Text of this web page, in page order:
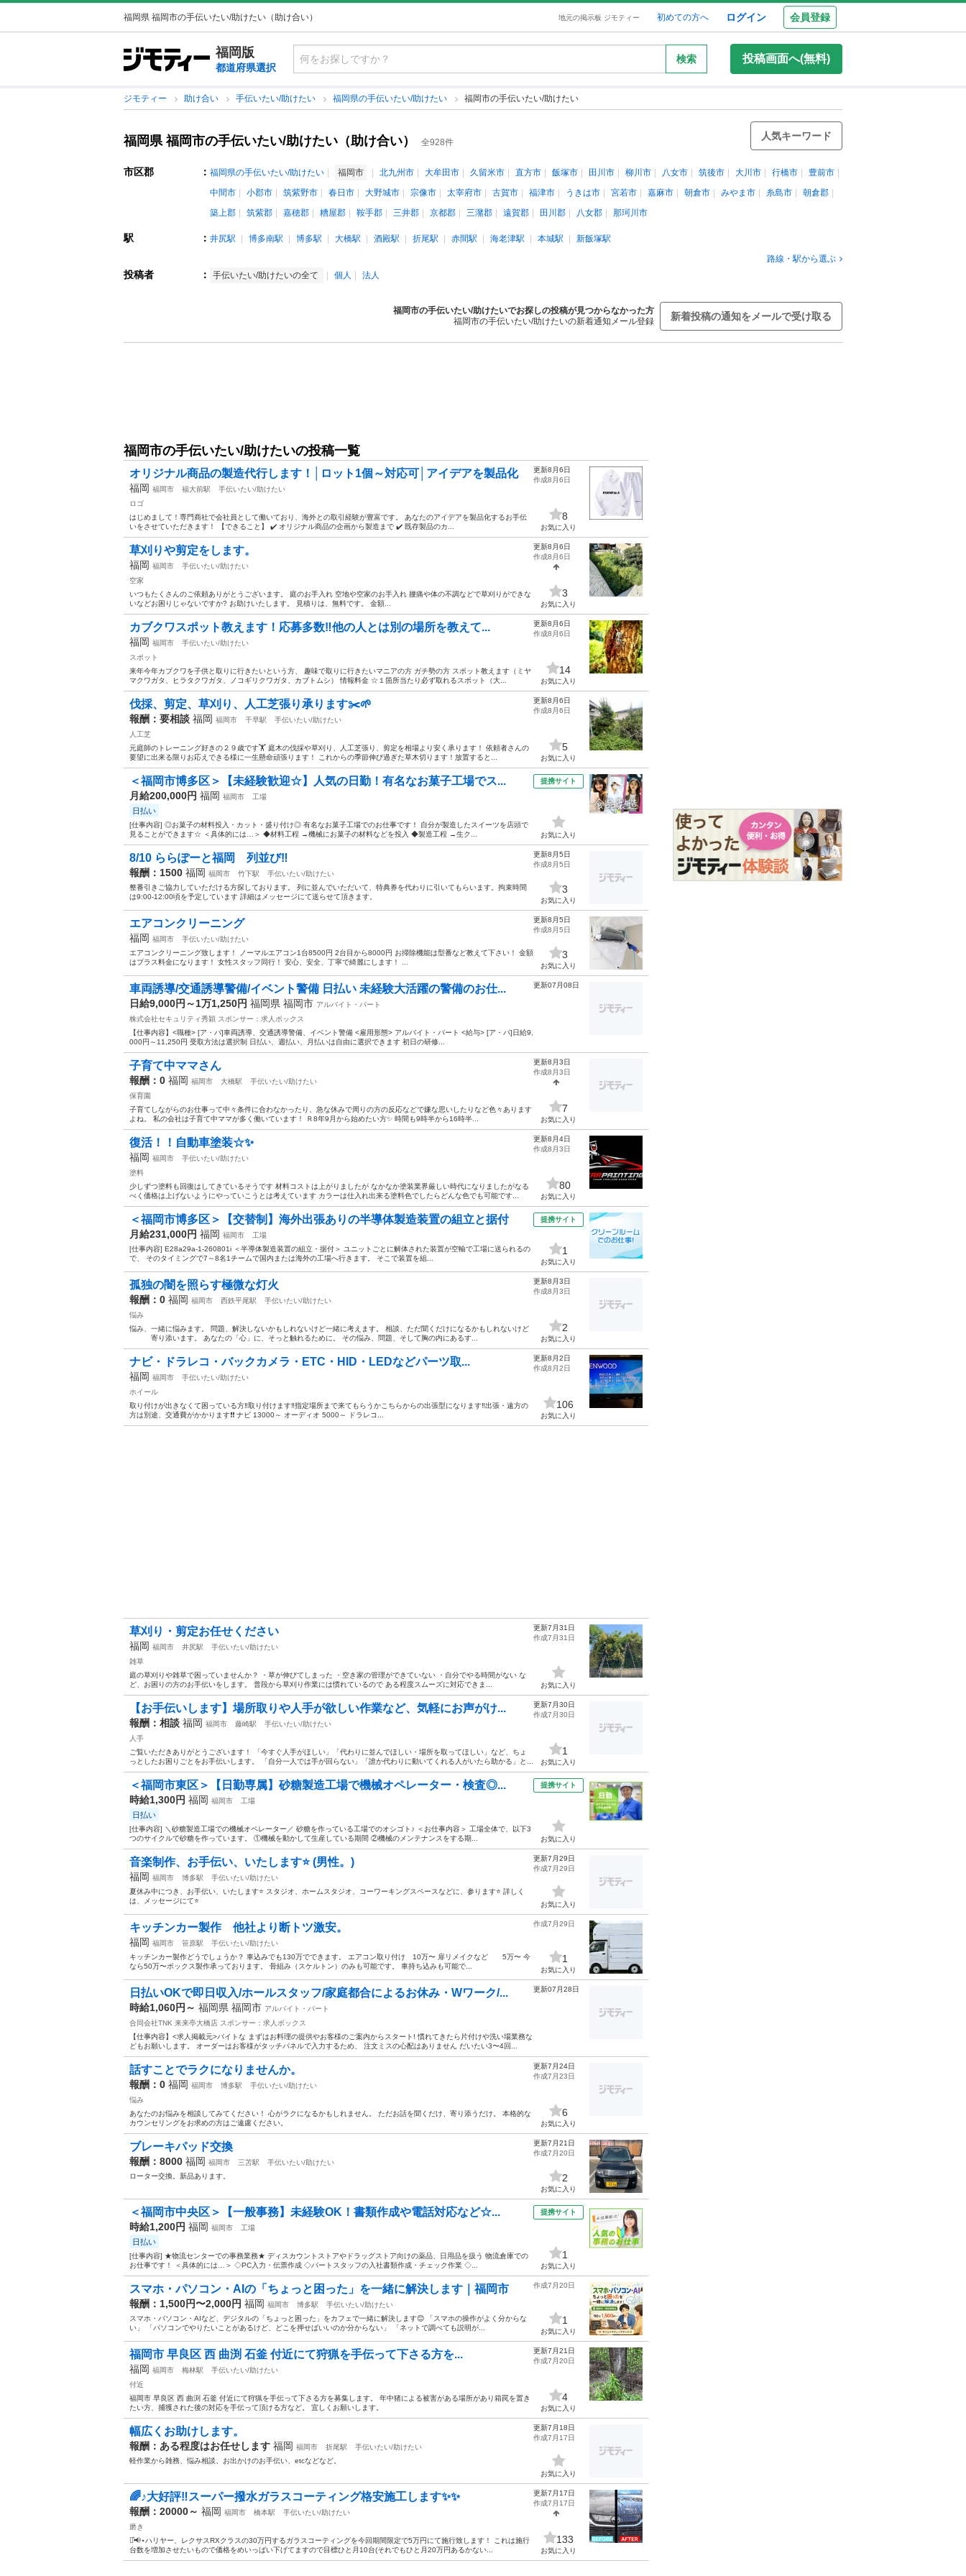
福岡県 福岡市の手伝いたい/助けたい（助け合い） 地元の掲示板 ジモティー 初めての方へ ログイン 会員登録
福岡版
都道府県選択
検索 投稿画面へ(無料)
ジモティー 助け合い 手伝いたい/助けたい 福岡県の手伝いたい/助けたい 福岡市の手伝いたい/助けたい
福岡県 福岡市の手伝いたい/助けたい（助け合い） 全928件
人気キーワード
市区郡 ： 福岡県の手伝いたい/助けたい 福岡市 北九州市 大牟田市 久留米市 直方市 飯塚市 田川市 柳川市 八女市 筑後市 大川市 行橋市
豊前市
中間市
小郡市 筑紫野市 春日市 大野城市 宗像市 太宰府市 古賀市 福津市 うきは市 宮若市 嘉麻市 朝倉市 みやま市 糸島市
朝倉郡
築上郡
筑紫郡 嘉穂郡 糟屋郡 鞍手郡 三井郡 京都郡 三潴郡 遠賀郡 田川郡 八女郡 那珂川市
駅 ： 井尻駅 博多南駅 博多駅 大橋駅 酒殿駅 折尾駅 赤間駅 海老津駅 本城駅
新飯塚駅
路線・駅から選ぶ
投稿者 ： 手伝いたい/助けたいの全て 個人 法人
福岡市の手伝いたい/助けたいでお探しの投稿が見つからなかった方
福岡市の手伝いたい/助けたいの新着通知メール登録
新着投稿の通知をメールで受け取る
福岡市の手伝いたい/助けたいの投稿一覧
オリジナル商品の製造代行します！│ロット1個～対応可│アイデアを製品化
福岡 福岡市 福大前駅
手伝いたい/助けたい
ロゴ
はじめまして！専門商社で会社員として働いており、海外との取引経験が豊富です。 あなたのアイデアを製品化するお手伝
いをさせていただきます！ 【できること】 ✔️ オリジナル商品の企画から製造まで ✔️ 既存製品のカ...
更新8月6日
作成8月6日
8
お気に入り
草刈りや剪定をします。
福岡 福岡市
手伝いたい/助けたい
空家
いつもたくさんのご依頼ありがとうございます。 庭のお手入れ 空地や空家のお手入れ 腰痛や体の不調などで草刈りができな
いなどお困りじゃないですか? お助けいたします。 見積りは、無料です。 金額...
更新8月6日
作成8月6日
3
お気に入り
カブクワスポット教えます！応募多数‼️他の人とは別の場所を教えて...
福岡 福岡市
手伝いたい/助けたい
スポット
来年今年カブクワを子供と取りに行きたいという方、 趣味で取りに行きたいマニアの方 ガチ勢の方 スポット教えます（ミヤ
マクワガタ、ヒラタクワガタ、ノコギリクワガタ、カブトムシ） 情報料金 ☆１箇所当たり必ず取れるスポット（大...
更新8月6日
作成8月6日
14
お気に入り
伐採、剪定、草刈り、人工芝張り承ります✂️🌱
報酬：要相談 福岡 福岡市 千早駅
手伝いたい/助けたい
人工芝
元庭師のトレーニング好きの２９歳です🏋️ 庭木の伐採や草刈り、人工芝張り、剪定を相場より安く承ります！ 依頼者さんの
要望に出来る限りお応えできる様に一生懸命頑張ります！ これからの季節伸び過ぎた草木切ります！放置すると...
更新8月6日
作成8月6日
5
お気に入り
＜福岡市博多区＞【未経験歓迎☆】人気の日勤！有名なお菓子工場でス...
月給200,000円 福岡 福岡市 工場
日払い
[仕事内容] ◎お菓子の材料投入・カット・盛り付け◎ 有名なお菓子工場でのお仕事です！ 自分が製造したスイーツを店頭で
見ることができます☆ ＜具体的には…＞ ◆材料工程 →機械にお菓子の材料などを投入 ◆製造工程 →生ク...
提携サイト
お気に入り
8/10 ららぽーと福岡 列並び‼️
報酬：1500 福岡 福岡市 竹下駅
手伝いたい/助けたい
整番引きご協力していただける方探しております。 列に並んでいただいて、特典券を代わりに引いてもらいます。拘束時間
は9:00-12:00頃を予定しています 詳細はメッセージにて送らせて頂きます。
更新8月5日
作成8月5日
3
お気に入り
エアコンクリーニング
福岡 福岡市
手伝いたい/助けたい
エアコンクリーニング致します！ ノーマルエアコン1台8500円 2台目から8000円 お掃除機能は型番など教えて下さい！ 金額
はプラス料金になります！ 女性スタッフ同行！ 安心、安全、丁寧で綺麗にします！ ...
更新8月5日
作成8月5日
3
お気に入り
車両誘導/交通誘導警備/イベント警備 日払い 未経験大活躍の警備のお仕...
日給9,000円～1万1,250円 福岡県 福岡市 アルバイト・パート
株式会社セキュリティ秀穎 スポンサー：求人ボックス
【仕事内容】<職種> [ア・パ]車両誘導、交通誘導警備、イベント警備 <雇用形態> アルバイト・パート <給与> [ア・パ]日給9,
000円～11,250円 受取方法は選択制 日払い、週払い、月払いは自由に選択できます 初日の研修...
更新07月08日
子育て中ママさん
報酬：0 福岡 福岡市 大橋駅
手伝いたい/助けたい
保育園
子育てしながらのお仕事って中々条件に合わなかったり、急な休みで周りの方の反応などで嫌な思いしたりなど色々あります
よね。 私の会社は子育て中ママが多く働いています！ Ｒ8年9月から始めたい方✨️ 時間も9時半から16時半...
更新8月3日
作成8月3日
7
お気に入り
復活！！自動車塗装☆✨
福岡 福岡市
手伝いたい/助けたい
塗料
少しずつ塗料も回復はしてきているそうです 材料コストは上がりましたが なかなか塗装業界厳しい時代になりましたがなる
べく価格は上げないようにやっていこうとは考えています カラーは仕入れ出来る塗料色でしたらどんな色でも可能です...
更新8月4日
作成8月3日
80
お気に入り
＜福岡市博多区＞【交替制】海外出張ありの半導体製造装置の組立と据付
月給231,000円 福岡 福岡市
工場
[仕事内容] E28a29a-1-260801i ＜半導体製造装置の組立・据付＞ ユニットごとに解体された装置が空輸で工場に送られるの
で、 そのタイミングで7～8名1チームで国内または海外の工場へ行きます。 そこで装置を組...
提携サイト
1
お気に入り
孤独の闇を照らす極微な灯火
報酬：0 福岡 福岡市 西鉄平尾駅
手伝いたい/助けたい
悩み
悩み、一緒に悩みます。 問題、解決しないかもしれないけど一緒に考えます。 相談、ただ聞くだけになるかもしれないけど
寄り添います。 あなたの「心」に、そっと触れるために。 その悩み、問題、そして胸の内にあるす...
更新8月3日
作成8月3日
2
お気に入り
ナビ・ドラレコ・バックカメラ・ETC・HID・LEDなどパーツ取...
福岡 福岡市
手伝いたい/助けたい
ホイール
取り付けが出きなくて困っている方‼️取り付けます‼️指定場所まで来てもらうかこちらからの出張型になります‼️出張・遠方の
方は別途、交通費がかかります❗❗ ナビ 13000～ オーディオ 5000～ ドラレコ...
更新8月2日
作成8月2日
106
お気に入り
草刈り・剪定お任せください
福岡 福岡市 井尻駅
手伝いたい/助けたい
雑草
庭の草刈りや雑草で困っていませんか？ ・草が伸びてしまった ・空き家の管理ができていない ・自分でやる時間がない な
ど、お困りの方のお手伝いをします。 普段から草刈り作業には慣れているので ある程度スムーズに対応できま...
更新7月31日
作成7月31日
お気に入り
【お手伝いします】場所取りや人手が欲しい作業など、気軽にお声がけ...
報酬：相談 福岡 福岡市 藤崎駅
手伝いたい/助けたい
人手
ご覧いただきありがとうございます！ 「今すぐ人手がほしい」「代わりに並んでほしい・場所を取ってほしい」など、ちょ
っとしたお困りごとをお手伝いします。 「自分一人では手が回らない」「誰か代わりに動いてくれる人がいたら助かる」と...
更新7月30日
作成7月30日
1
お気に入り
＜福岡市東区＞【日勤専属】砂糖製造工場で機械オペレーター・検査◎...
時給1,300円 福岡 福岡市 工場
日払い
[仕事内容] ＼砂糖製造工場での機械オペレーター／ 砂糖を作っている工場でのオシゴト♪ ＜お仕事内容＞ 工場全体で、以下3
つのサイクルで砂糖を作っています。 ①機械を動かして生産している期間 ②機械のメンテナンスをする期...
提携サイト
お気に入り
音楽制作、お手伝い、いたします⭐️ (男性。)
福岡 福岡市 博多駅
手伝いたい/助けたい
夏休み中につき、お手伝い、いたします⭐️ スタジオ、ホームスタジオ、コーワーキングスペースなどに、参ります⭐️ 詳しく
は、メッセージにて⭐️
更新7月29日
作成7月29日
お気に入り
キッチンカー製作 他社より断トツ激安。
福岡 福岡市 笹原駅
手伝いたい/助けたい
キッチンカー製作どうでしょうか？ 車込みでも130万でできます。 エアコン取り付け 10万〜 扉リメイクなど 5万〜 今
なら50万〜ボックス製作承っております。 骨組み（スケルトン）のみも可能です。 車持ち込みも可能で...
作成7月29日
1
お気に入り
日払いOKで即日収入/ホールスタッフ/家庭都合によるお休み・Wワーク/...
時給1,060円～ 福岡県 福岡市 アルバイト・パート
合同会社TNK 来来亭大橋店 スポンサー：求人ボックス
【仕事内容】<求人掲載元>バイトな まずはお料理の提供やお客様のご案内からスタート! 慣れてきたら片付けや洗い場業務な
どもお願いします。 オーダーはお客様がタッチパネルで入力するため、 注文ミスの心配はありません だいたい3〜4回...
更新07月28日
話すことでラクになりませんか。
報酬：0 福岡 福岡市 博多駅
手伝いたい/助けたい
悩み
あなたのお悩みを相談してみてください！ 心がラクになるかもしれません。 ただお話を聞くだけ、寄り添うだけ。 本格的な
カウンセリングをお求めの方はご遠慮ください。
更新7月24日
作成7月23日
6
お気に入り
ブレーキパッド交換
報酬：8000 福岡 福岡市 三苫駅
手伝いたい/助けたい
ローター交換。新品あります。
更新7月21日
作成7月20日
2
お気に入り
＜福岡市中央区＞【一般事務】未経験OK！書類作成や電話対応など☆...
時給1,200円 福岡 福岡市 工場
日払い
[仕事内容] ★物流センターでの事務業務★ ディスカウントストアやドラッグストア向けの薬品、日用品を扱う 物流倉庫での
お仕事です！ ＜具体的には…＞ ◇PC入力・伝票作成 ◇パートスタッフの入社書類作成・チェック作業 ◇...
提携サイト
1
お気に入り
スマホ・パソコン・AIの「ちょっと困った」を一緒に解決します｜福岡市
報酬：1,500円〜2,000円 福岡 福岡市 博多駅
手伝いたい/助けたい
スマホ・パソコン・AIなど、デジタルの「ちょっと困った」をカフェで一緒に解決します😊 「スマホの操作がよく分からな
い」 「パソコンでやりたいことがあるけど、どこを押せばいいのか分からない」 「ネットで調べても説明が...
作成7月20日
1
お気に入り
福岡市 早良区 西 曲渕 石釜 付近にて狩猟を手伝って下さる方を...
福岡 福岡市 梅林駅
手伝いたい/助けたい
付近
福岡市 早良区 西 曲渕 石釜 付近にて狩猟を手伝って下さる方を募集します。 年中猪による被害がある場所があり箱罠を置き
たい方、捕獲された後の対応を手伝って頂ける方など。 宜しくお願いします。
更新7月21日
作成7月20日
4
お気に入り
幅広くお助けします。
報酬：ある程度はお任せします 福岡 福岡市 折尾駅
手伝いたい/助けたい
軽作業から雑務、悩み相談、お出かけのお手伝い、etcなどなど。
更新7月18日
作成7月17日
お気に入り
🌈♪大好評‼️スーパー撥水ガラスコーティング格安施工します✨✨
報酬：20000～ 福岡 福岡市 橋本駅
手伝いたい/助けたい
磨き
⋆͛📢⋆ハリヤー、レクサスRXクラスの30万円するガラスコーティングを今回期間限定で5万円にて施行致します！ これは施行
台数を増加させたいもので価格をめいっばい下げてますので目標ひと月10台(それでもひと月20万円あるかない...
更新7月17日
作成7月17日
133
お気に入り